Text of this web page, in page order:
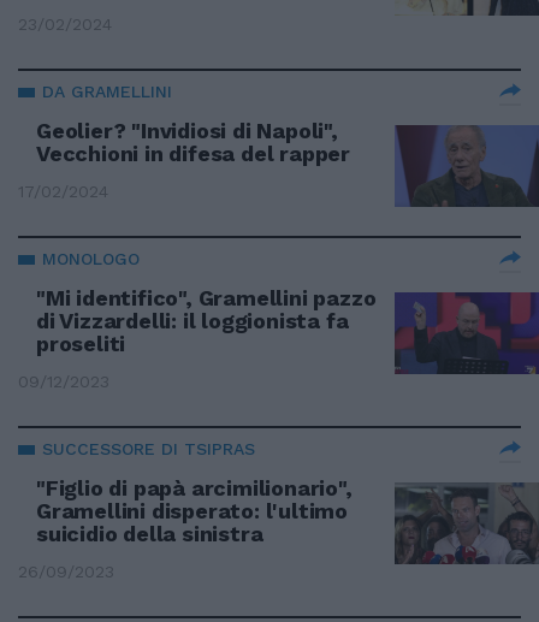
23/02/2024
DA GRAMELLINI
Geolier? "Invidiosi di Napoli",
Vecchioni in difesa del rapper
17/02/2024
MONOLOGO
"Mi identifico", Gramellini pazzo
di Vizzardelli: il loggionista fa
proseliti
09/12/2023
SUCCESSORE DI TSIPRAS
"Figlio di papà arcimilionario",
Gramellini disperato: l'ultimo
suicidio della sinistra
26/09/2023